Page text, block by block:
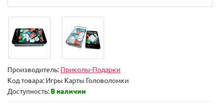
Производитель: Приколы-Подарки
Код товара: Игры Карты Головоломки
Доступность: В наличии